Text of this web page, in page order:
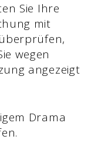
Sie Ihre
mit
wegen
angezeigt
Drama